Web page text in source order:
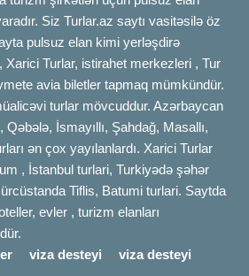
Siz Turlar.az saytı vasitəsilə öz
pulsuz elan kimi yerləşdirə
Xarici Turlar, istirahet merkezleri , Tur
avia biletler tapmaq mümkündür.
turlar mövcuddur. Azərbaycan
İsmayıllı, Şahdağ, Masallı,
ən çox yayılanlardı. Xarici Turlar
, İstanbul turlari, Turkiyədə şəhər
Tiflis, Batumi turlari. Saytda
evler , turizm elanları
viza desteyi
viza desteyi